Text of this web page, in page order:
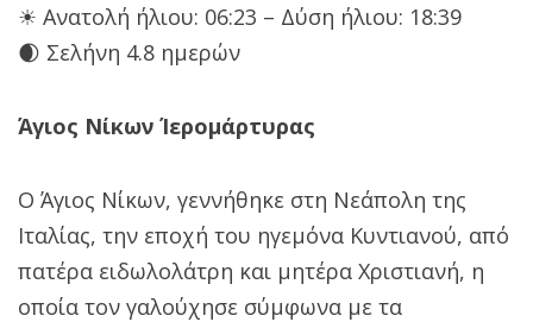
☀ Ανατολή ήλιου: 06:23 – Δύση ήλιου: 18:39
🌒 Σελήνη 4.8 ημερών
Άγιος Νίκων Ίερομάρτυρας
O Άγιος Νίκων, γεννήθηκε στη Νεάπολη της
Ιταλίας, την εποχή του ηγεμόνα Κυντιανού, από
πατέρα ειδωλολάτρη και μητέρα Χριστιανή, η
οποία τον γαλούχησε σύμφωνα με τα